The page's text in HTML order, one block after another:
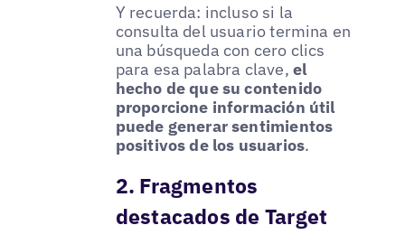
Y recuerda: incluso si la
consulta del usuario termina en
una búsqueda con cero clics
para esa palabra clave, el
hecho de que su contenido
proporcione información útil
puede generar sentimientos
positivos de los usuarios.
2. Fragmentos
destacados de Target